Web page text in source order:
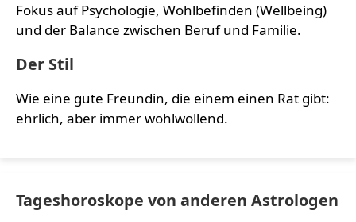
Fokus auf Psychologie, Wohlbefinden (Wellbeing)
und der Balance zwischen Beruf und Familie.
Der Stil
Wie eine gute Freundin, die einem einen Rat gibt:
ehrlich, aber immer wohlwollend.
Tageshoroskope von anderen Astrologen